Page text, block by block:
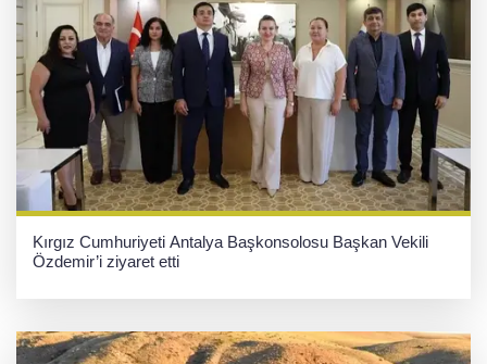
Kırgız Cumhuriyeti Antalya Başkonsolosu Başkan Vekili
Özdemir’i ziyaret etti